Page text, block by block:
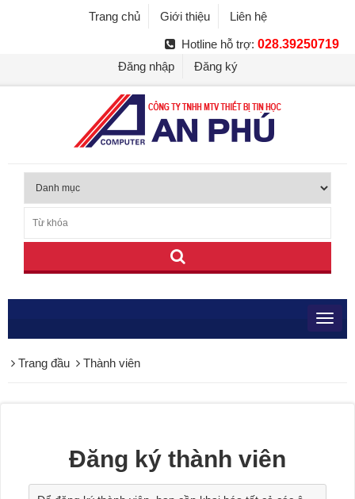
Trang chủ Giới thiệu Liên hệ
Hotline hỗ trợ: 028.39250719
Đăng nhập
Đăng ký
Trang đầu
Thành viên
Đăng ký thành viên